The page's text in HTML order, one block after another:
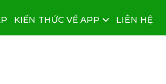
KIẾN THỨC VỀ APP LIÊN HỆ